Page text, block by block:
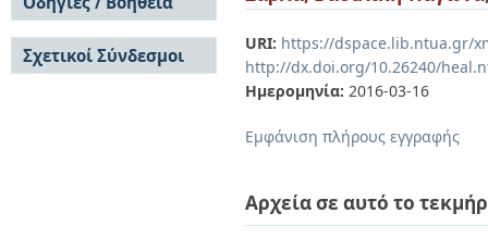
URI: https://dspace.lib.ntua.gr/
http://dx.doi.org/10.26240/
Ημερομηνία: 2016-03-16
Εμφάνιση πλήρους εγγραφής
Αρχεία σε αυτό το
Έκδοσης
Συγγραφείς
Τίτλοι
Θέματα
Οδηγίες Υποβολής
Οδηγίες Χρήσης ΙΑ
Συχνές Ερωτήσεις
Σχετικοί Σύνδεσμοι